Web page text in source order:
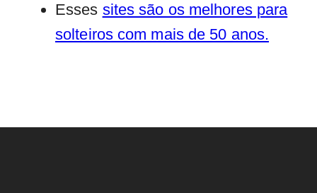
Esses sites são os melhores para
solteiros com mais de 50 anos.